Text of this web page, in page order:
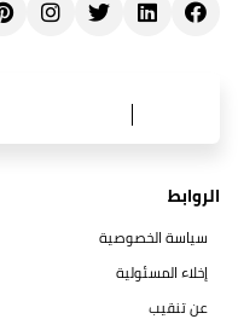
الروابط
سياسة الخصوصية
إخلاء المسئولية
عن تنقيب